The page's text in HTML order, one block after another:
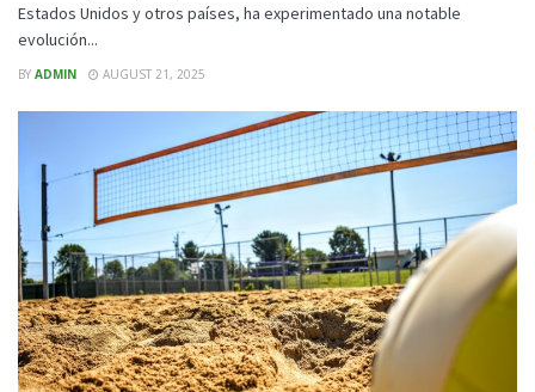
Estados Unidos y otros países, ha experimentado una notable
evolución...
BY ADMIN AUGUST 21, 2025